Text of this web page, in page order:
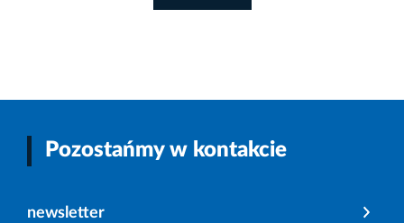
Pozostańmy w kontakcie
newsletter